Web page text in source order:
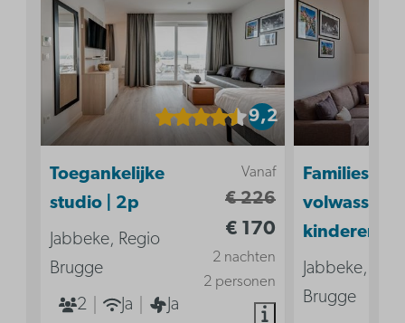
9,2
Vanaf
€ 226
€ 170
2 nachten
2 personen
Toegankelijke
studio | 2p
Jabbeke, Regio
Brugge
2
Ja
Ja
Familiesuite
kinderen
Jabbeke,
Brugge